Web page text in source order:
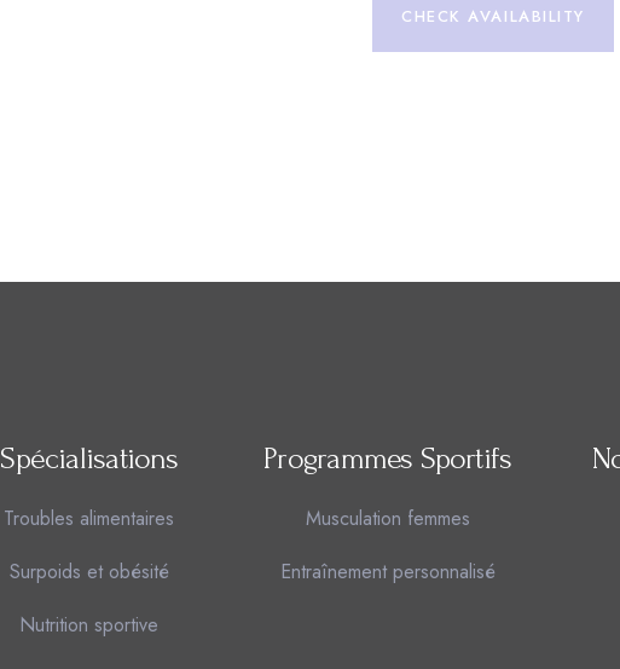
CHECK AVAILABILITY
Spécialisations
Troubles alimentaires
Surpoids et obésité
Nutrition sportive
Programmes Sportifs
Musculation femmes
Entraînement personnalisé